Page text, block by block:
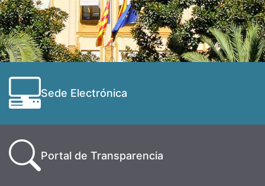
Sede Electrónica
Portal de Transparencia